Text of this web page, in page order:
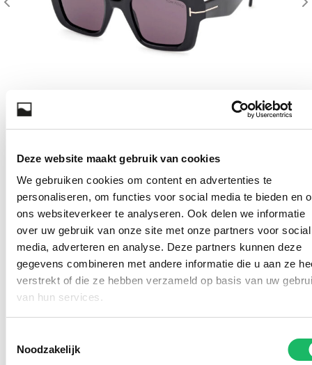
Deze website maakt gebruik van cookies
We gebruiken cookies om content en advertenties te
personaliseren, om functies voor social media te bieden en
ons websiteverkeer te analyseren. Ook delen we informatie
over uw gebruik van onze site met onze partners voor social
media, adverteren en analyse. Deze partners kunnen deze
gegevens combineren met andere informatie die u aan ze
verstrekt of die ze hebben verzameld op basis van uw
van hun services.
Noodzakelijk
Kom deze (zonne)brillen
passen in onze winkel